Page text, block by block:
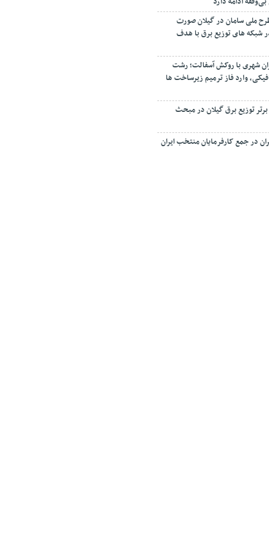
ملی سامان در گیلان صورت
اصلاح ۳۵ فیدر شبکه های توزیع برق با هدف
شهری با روکش آسفالت؛ رشت
وارد فاز ترمیم زیرساخت ها
برتر توزیع برق گیلان در مبحث
در جمع کارفرمایان منتخب ایران